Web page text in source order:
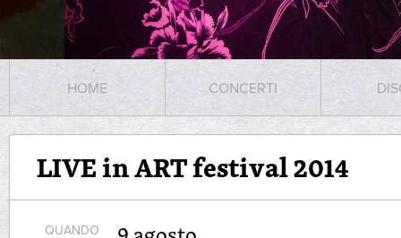
HOME CONCERTI
LIVE in ART festival 2014
QUANDO